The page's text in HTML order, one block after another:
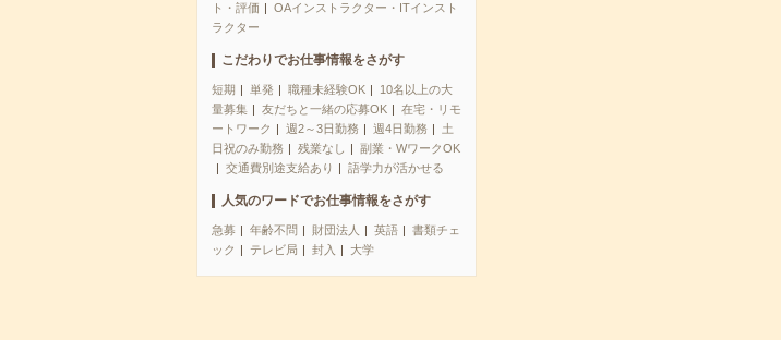
ト・評価
OAインストラクター・ITインスト
ラクター
こだわりでお仕事情報をさがす
短期 単発 職種未経験OK
10名以上の大
量募集
友だちと一緒の応募OK
在宅・リモ
ートワーク
週2～3日勤務 週4日勤務
土
日祝のみ勤務
残業なし
副業・WワークOK
交通費別途支給あり
語学力が活かせる
人気のワードでお仕事情報をさがす
急募 年齢不問 財団法人 英語
書類チェ
ック
テレビ局 封入 大学